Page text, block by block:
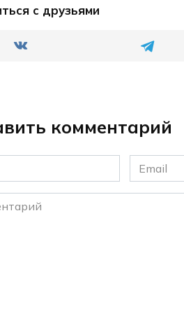
с друзьями
комментарий
Email
*